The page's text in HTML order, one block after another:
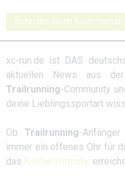
Schreibe einen Kommentar
xc-run.de ist DAS
aktuellen News aus der
Trailrunning-Community
deine Lieblingssportart
Ob Trailrunning-
immer ein offenes Ohr für
das Kontaktformular